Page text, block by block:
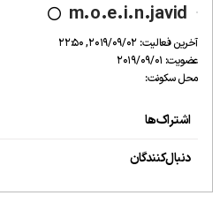
m.o.e.i.n.javid
آخرین فعالیت: 2019/09/02, 22:50
عضویت: 2019/09/01
محل سکونت:
اشتراک‌ها
دنبال‌کنندگان